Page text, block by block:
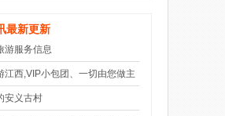
最新更新
游服务信息
江西,VIP小包团、一切由您做主
安义古村